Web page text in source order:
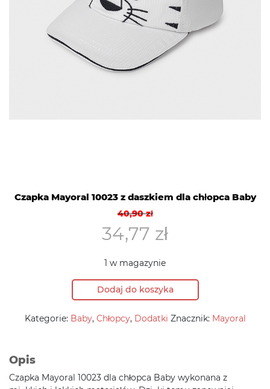
Czapka Mayoral 10023 z daszkiem dla chłopca Baby
40,90zł
Pierwotna
cena
wynosiła:
34,77 zł
Aktualna
cena
wynosi:
1 w magazynie
Dodaj do koszyka
Kategorie: Baby, Chłopcy, Dodatki Znacznik: Mayoral
Opis
Czapka Mayoral 10023 dla chłopca Baby wykonana z